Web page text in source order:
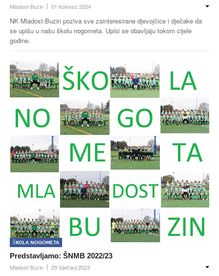
Mladost-Buzin 01 Kolovoz 2024
NK Mladost-Buzin poziva sve zainteresirane djevojčice i dječake da
se upišu u našu školu nogometa. Upisi se obavljaju tokom cijele
godine.
Škola nogometa
Predstavljamo: ŠNMB 2022/23
Mladost-Buzin 29 Siječanj 2023